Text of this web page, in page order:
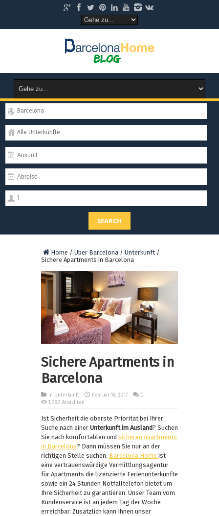
Barcelona
Alle Unterkünfte
1
SEARCH
Home / Über Barcelona / Unterkunft /
Sichere Apartments in Barcelona
Sichere Apartments in
Barcelona
in Unterkunft Februar 16, 2017
0
1,080 Ansichten
Ist Sicherheit die oberste Priorität bei Ihrer
Suche nach einer Unterkunft im Ausland? Suchen
Sie nach komfortablen und sicheren Apartments
in Barcelona? Dann müssen Sie nur an der
richtigen Stelle suchen. Barcelona Home ist
eine vertrauenswürdige Vermittlungsagentur
für Apartments die lizenzierte Ferienunterkünfte
sowie ein 24 Stunden Notfalltelefon bietet um
Ihre Sicherheit zu garantieren. Unser Team vom
Kundenservice ist an jedem Tag der Woche
erreichbar. Zusätzlich kann Ihnen unser